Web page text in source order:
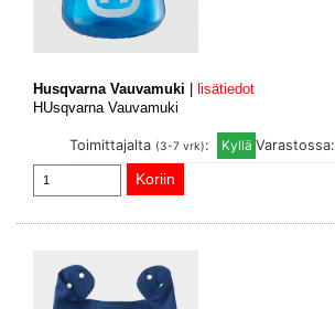
Husqvarna Vauvamuki
lisätiedot
HUsqvarna Vauvamuki
Varastossa:
Toimittajalta (3-7 vrk):